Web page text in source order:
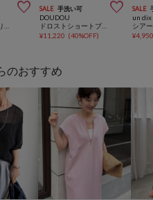
 SALE 手洗い可 
DOUDOU
ドロストショートブルゾン
¥11,220 (40%OFF)
SALE
un dix
シア
¥
のおすすめ